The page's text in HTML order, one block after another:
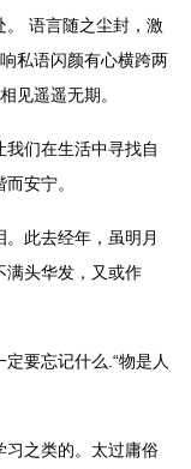
语言随之尘封，激
私语闪颜有心横跨两
见遥遥无期。
们在生活中寻找自
安宁。
此去经年，虽明月
满头华发，又或作
要忘记什么.“物是人
之类的。太过庸俗